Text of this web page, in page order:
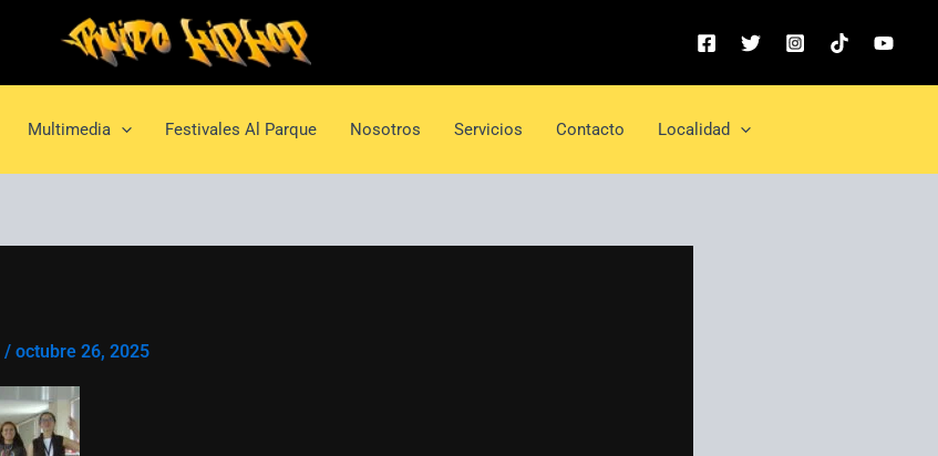
Multimedia Festivales Al Parque Nosotros Servicios Contacto Localidad
/ octubre 26, 2025